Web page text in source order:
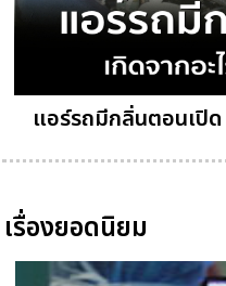
แอร์รถมีกลิ่นตอนเปิด
เรื่องยอดนิยม